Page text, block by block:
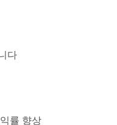
다
률 향상